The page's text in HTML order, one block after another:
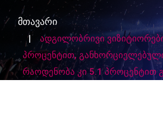
მთავარი
ადგილობრივი
პროცენტით, განხორციელებული
რაოდენობა კი 5.1 პროცენტით